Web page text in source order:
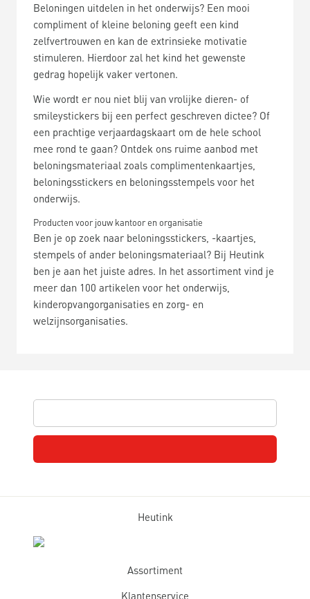
Beloningen uitdelen in het onderwijs? Een mooi
compliment of kleine beloning geeft een kind
zelfvertrouwen en kan de extrinsieke motivatie
stimuleren. Hierdoor zal het kind het gewenste
gedrag hopelijk vaker vertonen.
Wie wordt er nou niet blij van vrolijke dieren- of
smileystickers bij een perfect geschreven dictee? Of
een prachtige verjaardagskaart om de hele school
mee rond te gaan? Ontdek ons ruime aanbod met
beloningsmateriaal zoals complimentenkaartjes,
beloningsstickers en beloningsstempels voor het
onderwijs.
Producten voor jouw kantoor en organisatie
Ben je op zoek naar beloningsstickers, -kaartjes,
stempels of ander beloningsmateriaal? Bij Heutink
ben je aan het juiste adres. In het assortiment vind je
meer dan 100 artikelen voor het onderwijs,
kinderopvangorganisaties en zorg- en
welzijnsorganisaties.
Heutink
Assortiment
Klantenservice